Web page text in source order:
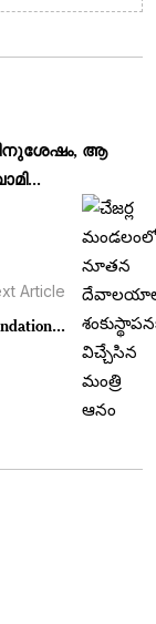
ആ
Article